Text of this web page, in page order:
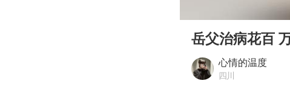
岳父治病花百
心情的温度
四川